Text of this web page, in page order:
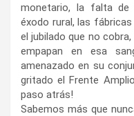
monetario, la falta de
éxodo rural, las
el jubilado que no
empapan en esa
amenazado en su
gritado el Frente
paso atrás!
Sabemos más que